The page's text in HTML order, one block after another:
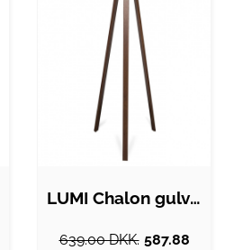
LUMI Chalon gulvlampe - beige stof og…
639.00 DKK. 587.88